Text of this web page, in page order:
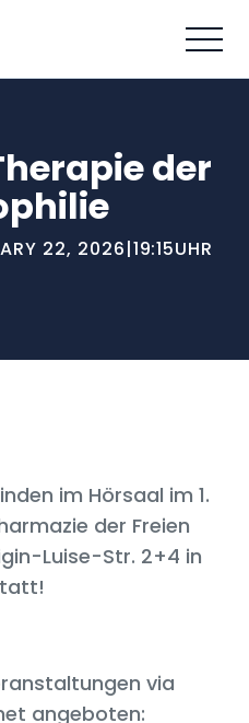
der
22, 2026|19:15UHR
im Hörsaal im 1.
der Freien
Luise-Str. 2+4 in
via
angeboten: